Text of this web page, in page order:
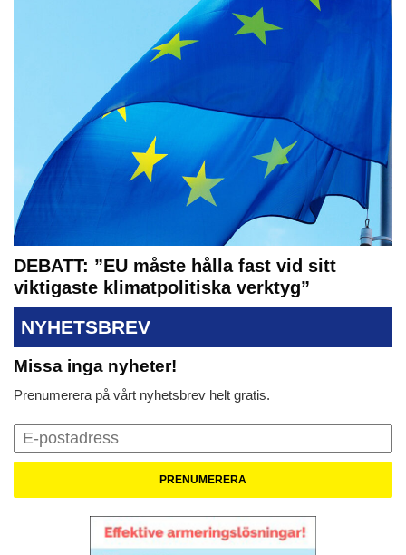
DEBATT: ”EU måste hålla fast vid sitt
viktigaste klimatpolitiska verktyg”
NYHETSBREV
Missa inga nyheter!
Prenumerera på vårt nyhetsbrev helt gratis.